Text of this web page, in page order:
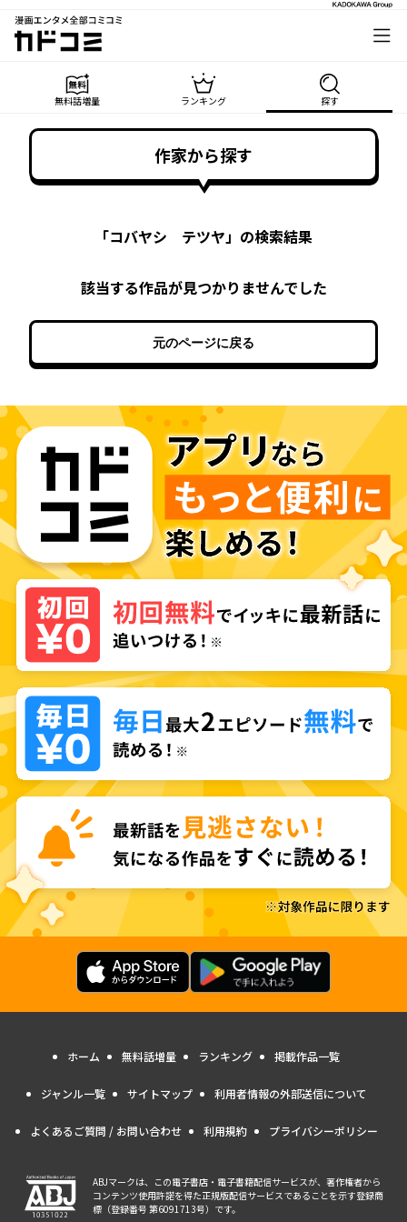
漫画エンタメ全部コミコミ
カドコミ
無料話増量 ランキング 探す
作家から探す
「コバヤシ テツヤ」の検索結果
該当する作品が見つかりませんでした
元のページに戻る
ホーム 無料話増量 ランキング 掲載作品一覧
ジャンル一覧 サイトマップ 利用者情報の外部送信について
よくあるご質問 / お問い合わせ 利用規約 プライバシーポリシー
ABJマークは、この電子書店・電子書籍配信サービスが、著作権者から
コンテンツ使用許諾を得た正規版配信サービスであることを示す登録商
標（登録番号 第6091713号）です。